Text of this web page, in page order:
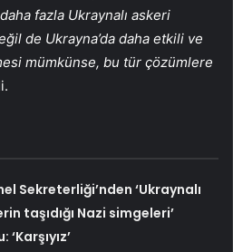
fazla Ukraynalı askeri
de Ukrayna’da daha etkili ve
mümkünse, bu tür çözümlere
Sekreterliği’nden ‘Ukraynalı
taşıdığı Nazi simgeleri’
‘Karşıyız’